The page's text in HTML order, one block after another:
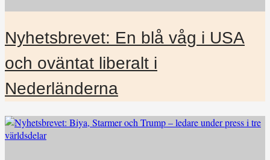
Nyhetsbrevet: En blå våg i USA
och oväntat liberalt i
Nederländerna